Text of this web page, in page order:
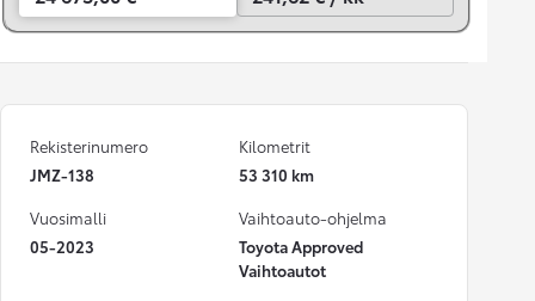
Rekisterinumero
JMZ-138
Kilometrit
53 310 km
Vuosimalli
05-2023
Vaihtoauto-ohjelma
Toyota Approved
Vaihtoautot